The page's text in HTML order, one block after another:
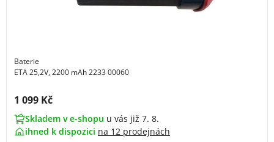
Baterie
ETA 25,2V, 2200 mAh 2233 00060
Cena s DPH:
1 099 Kč
Skladem v e-shopu u vás již 7. 8.
ihned k dispozici na 12 prodejnách